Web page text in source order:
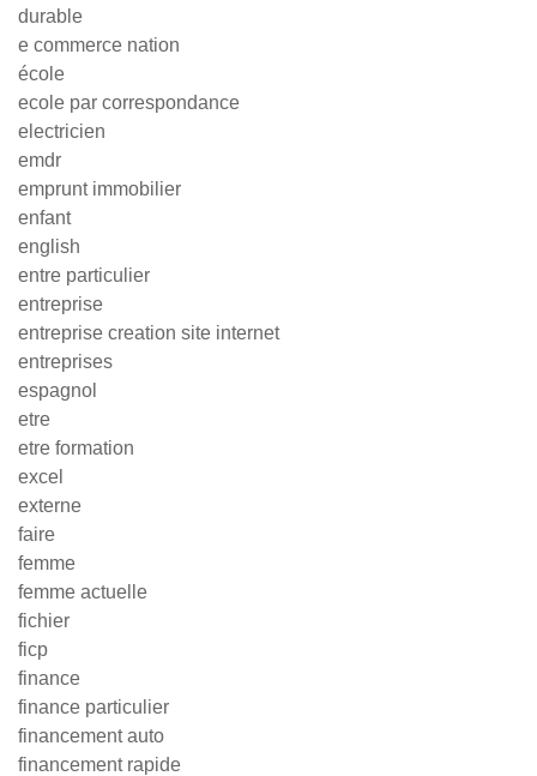
durable
e commerce nation
école
ecole par correspondance
electricien
emdr
emprunt immobilier
enfant
english
entre particulier
entreprise
entreprise creation site internet
entreprises
espagnol
etre
etre formation
excel
externe
faire
femme
femme actuelle
fichier
ficp
finance
finance particulier
financement auto
financement rapide